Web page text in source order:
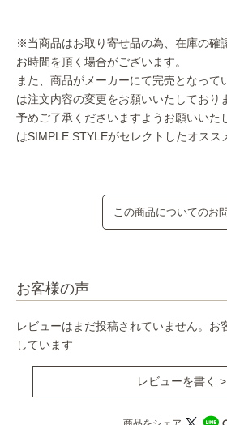
※当商品はお取り寄せ品の為、在庫の確
お時間を頂く場合がございます。
また、商品がメーカーにて完売となって
は注文内容の変更をお願いいたしており
予めご了承くださいますようお願いいた
はSIMPLE STYLEがセレクトしたオスス
この商品についてのお
お客様の声
レビューはまだ投稿されていません。お
しています
レビューを書く >